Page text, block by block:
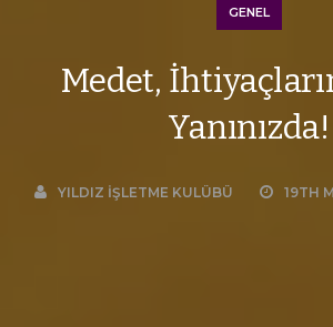
GENEL
Medet,
Yanınızda!
YILDIZ İŞLETME KULÜBÜ 19TH